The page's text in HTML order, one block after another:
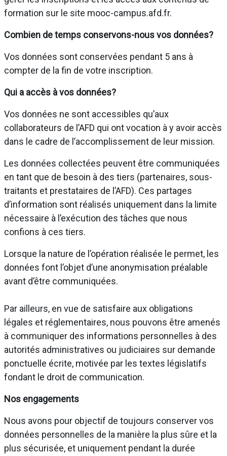
formation sur le site mooc-campus.afd.fr.
Combien de temps conservons-nous vos données?
Vos données sont conservées pendant 5 ans à
compter de la fin de votre inscription.
Qui a accès à vos données?
Vos données ne sont accessibles qu’aux
collaborateurs de l’AFD qui ont vocation à y avoir accès
dans le cadre de l’accomplissement de leur mission.
Les données collectées peuvent être communiquées
en tant que de besoin à des tiers (partenaires, sous-
traitants et prestataires de l’AFD). Ces partages
d’information sont réalisés uniquement dans la limite
nécessaire à l’exécution des tâches que nous
confions à ces tiers.
Lorsque la nature de l’opération réalisée le permet, les
données font l’objet d’une anonymisation préalable
avant d’être communiquées.
Par ailleurs, en vue de satisfaire aux obligations
légales et réglementaires, nous pouvons être amenés
à communiquer des informations personnelles à des
autorités administratives ou judiciaires sur demande
ponctuelle écrite, motivée par les textes législatifs
fondant le droit de communication.
Nos engagements
Nous avons pour objectif de toujours conserver vos
données personnelles de la manière la plus sûre et la
plus sécurisée, et uniquement pendant la durée